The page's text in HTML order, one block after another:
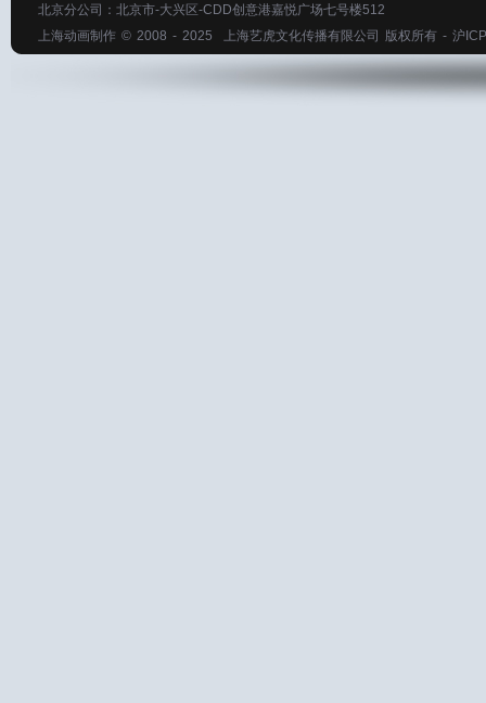
北京分公司：北京市-大兴区-CDD创意港嘉悦广场七号楼512
上海动画制作 © 2008 - 2025 上海艺虎文化传播有限公司 版权所有 - 沪